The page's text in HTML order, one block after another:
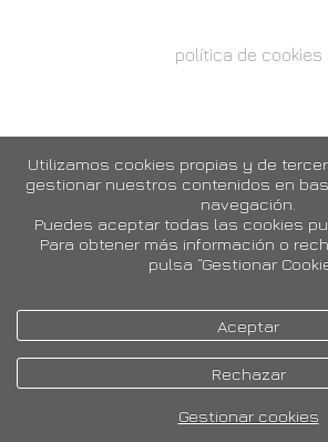
política de cookies
Utilizamos cookies propias y de
gestionar nuestros contenidos en
navegación.
Puedes aceptar todas las cookies
Para obtener más información o
pulsa “Gestionar
Aceptar
Rechazar
Gestionar cookies